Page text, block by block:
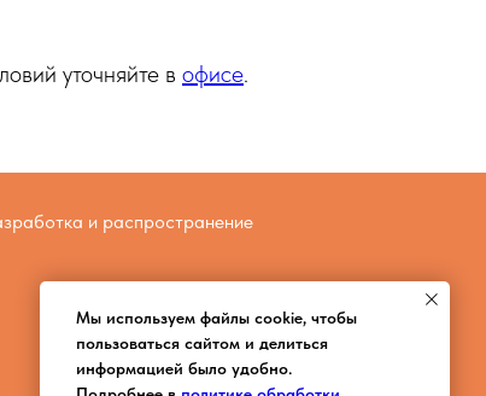
уточняйте в офисе.
и распространение
Мы используем файлы cookie, чтобы
пользоваться сайтом и делиться
информацией было удобно.